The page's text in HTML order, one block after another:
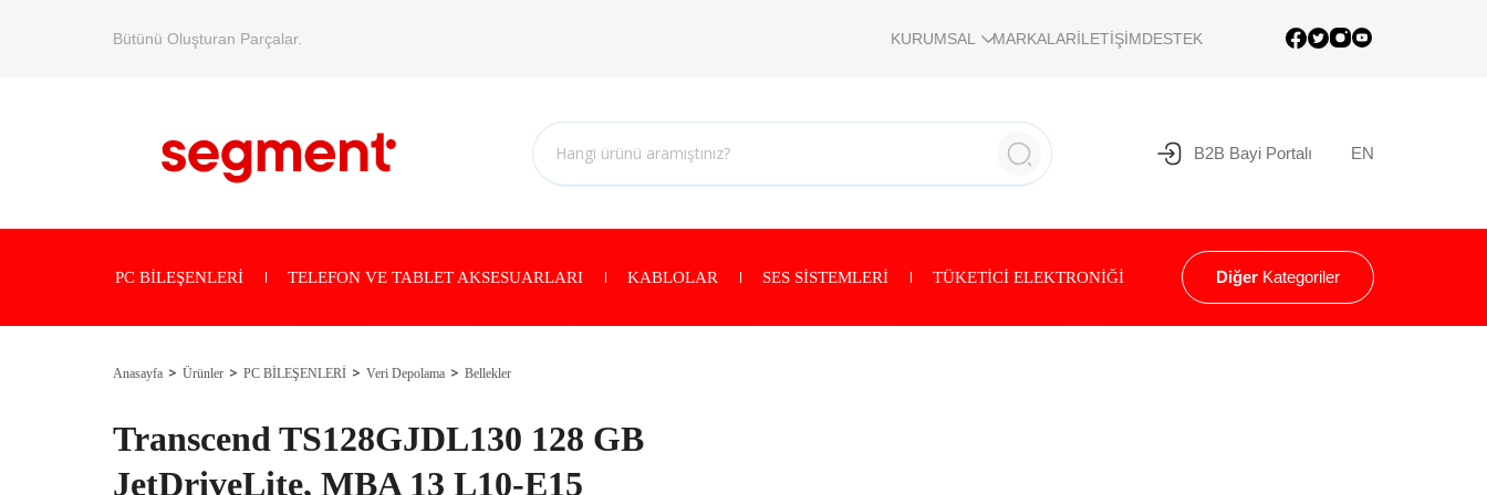
Bütünü Oluşturan Parçalar. KURUMSAL MARKALARİLETİŞİMDESTEK
B2B Bayi Portalı EN
PC BİLEŞENLERİ TELEFON VE TABLET AKSESUARLARI KABLOLAR SES SİSTEMLERİ TÜKETİCİ ELEKTRONİĞİ Diğer Kategoriler
Anasayfa Ürünler PC BİLEŞENLERİ Veri Depolama Bellekler
Transcend TS128GJDL130 128 GB
JetDriveLite, MBA 13 L10-E15